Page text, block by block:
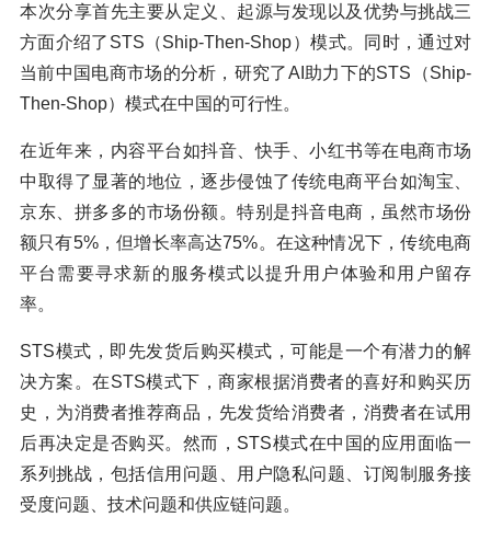
本次分享首先主要从定义、起源与发现以及优势与挑战三
方面介绍了STS（Ship-Then-Shop）模式。同时，通过对
当前中国电商市场的分析，研究了AI助力下的STS（Ship-
Then-Shop）模式在中国的可行性。
在近年来，内容平台如抖音、快手、小红书等在电商市场
中取得了显著的地位，逐步侵蚀了传统电商平台如淘宝、
京东、拼多多的市场份额。特别是抖音电商，虽然市场份
额只有5%，但增长率高达75%。在这种情况下，传统电商
平台需要寻求新的服务模式以提升用户体验和用户留存
率。
STS模式，即先发货后购买模式，可能是一个有潜力的解
决方案。在STS模式下，商家根据消费者的喜好和购买历
史，为消费者推荐商品，先发货给消费者，消费者在试用
后再决定是否购买。然而，STS模式在中国的应用面临一
系列挑战，包括信用问题、用户隐私问题、订阅制服务接
受度问题、技术问题和供应链问题。